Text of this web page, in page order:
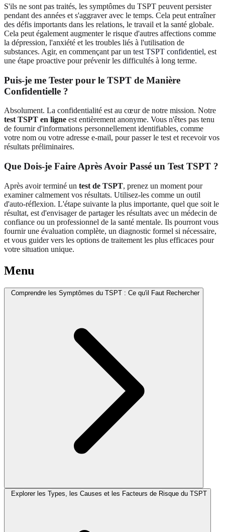
S'ils ne sont pas traités, les symptômes du TSPT peuvent persister
pendant des années et s'aggraver avec le temps. Cela peut entraîner
des défis importants dans les relations, le travail et la santé globale.
Cela peut également augmenter le risque d'autres affections comme
la dépression, l'anxiété et les troubles liés à l'utilisation de
substances. Agir, en commençant par un test TSPT confidentiel, est
une étape proactive pour prévenir les difficultés à long terme.
Puis-je me Tester pour le TSPT de Manière
Confidentielle ?
Absolument. La confidentialité est au cœur de notre mission. Notre
test TSPT en ligne est entièrement anonyme. Vous n'êtes pas tenu
de fournir d'informations personnellement identifiables, comme
votre nom ou votre adresse e-mail, pour passer le test et recevoir vos
résultats préliminaires.
Que Dois-je Faire Après Avoir Passé un Test TSPT ?
Après avoir terminé un test de TSPT, prenez un moment pour
examiner calmement vos résultats. Utilisez-les comme un outil
d'auto-réflexion. L'étape suivante la plus importante, quel que soit le
résultat, est d'envisager de partager les résultats avec un médecin de
confiance ou un professionnel de la santé mentale. Ils pourront vous
fournir une évaluation complète, un diagnostic formel si nécessaire,
et vous guider vers les options de traitement les plus efficaces pour
votre situation unique.
Menu
Comprendre les Symptômes du TSPT : Ce qu'il Faut Rechercher
Explorer les Types, les Causes et les Facteurs de Risque du TSPT